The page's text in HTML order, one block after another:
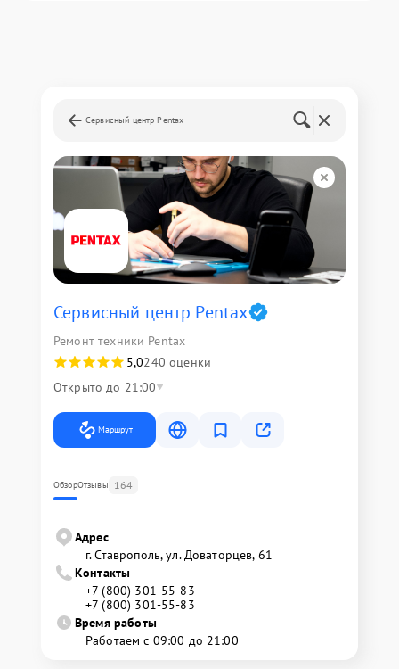
Сервисный центр Pentax
Сервисный центр Pentax
Ремонт техники Pentax
5,0240 оценки
Открыто до 21:00
Маршрут
ОбзорОтзывы 164
Адрес
г. Ставрополь, ул. Доваторцев, 61
Контакты
+7 (800) 301-55-83
+7 (800) 301-55-83
Время работы
Работаем с 09:00 до 21:00